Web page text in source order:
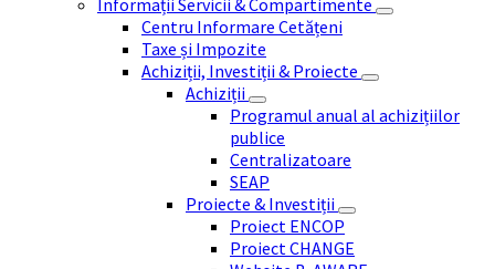
Informații Servicii & Compartimente
Centru Informare Cetățeni
Taxe și Impozite
Achiziții, Investiții & Proiecte
Achiziții
Programul anual al achizițiilor
publice
Centralizatoare
SEAP
Proiecte & Investiții
Proiect ENCOP
Proiect CHANGE